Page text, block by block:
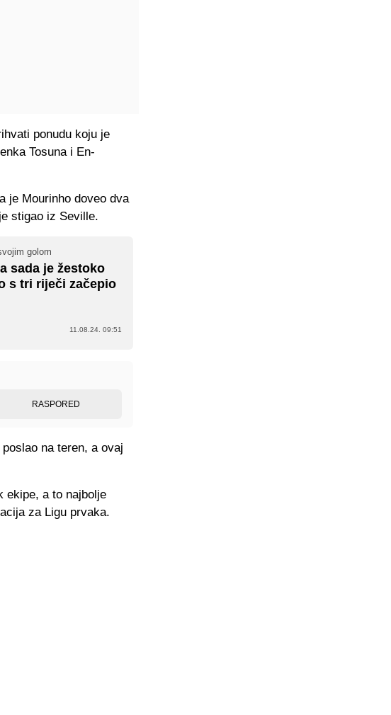
ponudu koju je
Tosuna i En-
je Mourinho doveo dva
stigao iz Seville.
golom
sada je žestoko
s tri riječi začepio
11.08.24. 09:51
RASPORED
na teren, a ovaj
ekipe, a to najbolje
za Ligu prvaka.